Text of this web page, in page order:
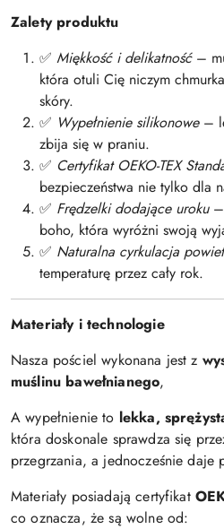
Zalety produktu
✅ Miękkość i delikatność–
która otuli Cię niczym
skóry.
✅ Wypełnienie silikonowe–
zbija się w praniu.
✅ Certyfikat OEKO-TEX
bezpieczeństwa nie tylko dla
✅ Frędzelki dodające uroku–
boho, która wyróżni swoją
✅ Naturalna cyrkulacja
temperaturę przez cały rok.
Materiały i technologie
Nasza pościel wykonana jest z
muślinu bawełnianego,
A wypełnienie to lekka,
która doskonale sprawdza się
przegrzania, a jednocześnie daje
Materiały posiadają certyfikat
co oznacza, że są wolne od: